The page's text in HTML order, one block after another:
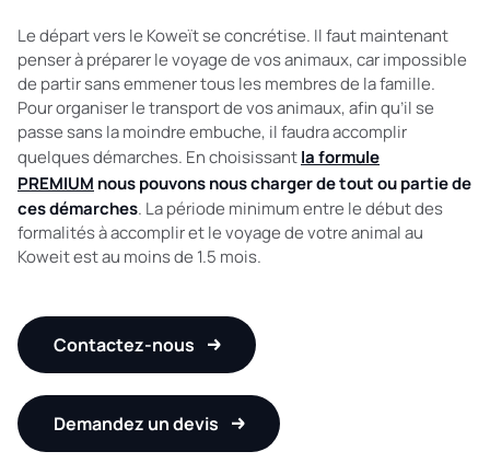
Le départ vers le Koweït se concrétise. Il faut maintenant
penser à préparer le voyage de vos animaux, car impossible
de partir sans emmener tous les membres de la famille.
Pour organiser le transport de vos animaux, afin qu’il se
passe sans la moindre embuche, il faudra accomplir
quelques démarches. En choisissantla formule
PREMIUM nous pouvons nous charger de tout ou partie de
ces démarches. La période minimum entre le début des
formalités à accomplir et le voyage de votre animal au
Koweit est au moins de 1.5 mois.
Contactez-nous
Demandez un devis